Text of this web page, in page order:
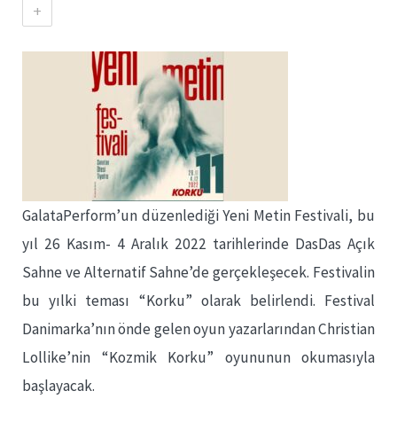
+
GalataPerform’un düzenlediği Yeni Metin Festivali, bu
yıl 26 Kasım- 4 Aralık 2022 tarihlerinde DasDas Açık
Sahne ve Alternatif Sahne’de gerçekleşecek. Festivalin
bu yılki teması “Korku” olarak belirlendi. Festival
Danimarka’nın önde gelen oyun yazarlarından Christian
Lollike’nin “Kozmik Korku” oyununun okumasıyla
başlayacak.